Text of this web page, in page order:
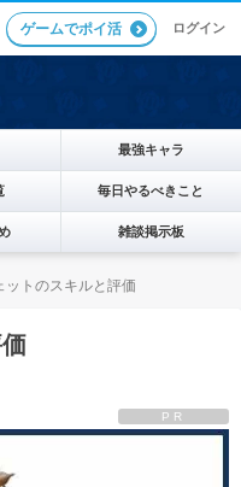
ゲームでポイ活 ログイン
最強キャラ
毎日やるべきこと
雑談掲示板
ットのスキルと評価
PR